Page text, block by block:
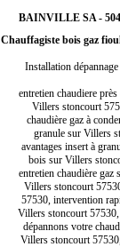
BAINVILLE SA - 504
Chauffagiste bois gaz
Installation
entretien chaudiere
Villers stoncourt
chaudière gaz à
granule sur Villers
avantages insert à
bois sur Villers
entretien chaudière gaz
Villers stoncourt
57530, intervention
Villers stoncourt
dépannons votre
Villers stoncourt